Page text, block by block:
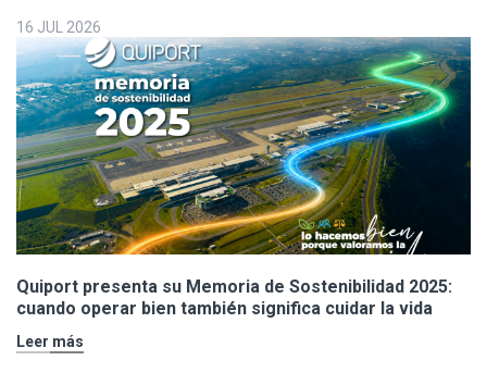
16 JUL 2026
Quiport presenta su Memoria de Sostenibilidad 2025:
cuando operar bien también significa cuidar la vida
Leer más